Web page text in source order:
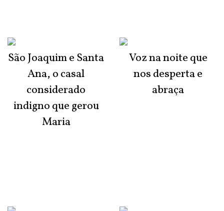
São Joaquim e Santa
Ana, o casal
considerado
indigno que gerou
Maria
Voz na noite que
nos desperta e
abraça